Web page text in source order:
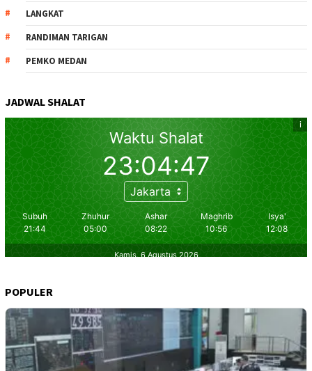
LANGKAT
RANDIMAN TARIGAN
PEMKO MEDAN
JADWAL SHALAT
POPULER